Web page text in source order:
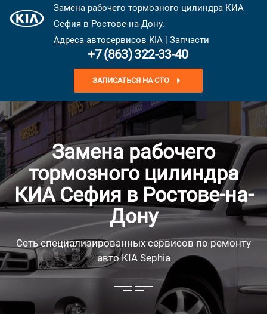
Замена рабочего тормозного цилиндра КИА
Сефия в Ростове-на-Дону.
Адреса автосервисов KIA | Запчасти
+7 (863) 322-33-40
ЗАПИСАТЬСЯ НА СТО
Замена рабочего
тормозного цилиндра
КИА Сефия в Ростове-на-
Дону
Сеть специализированных сервисов по ремонту
авто KIA Sephia